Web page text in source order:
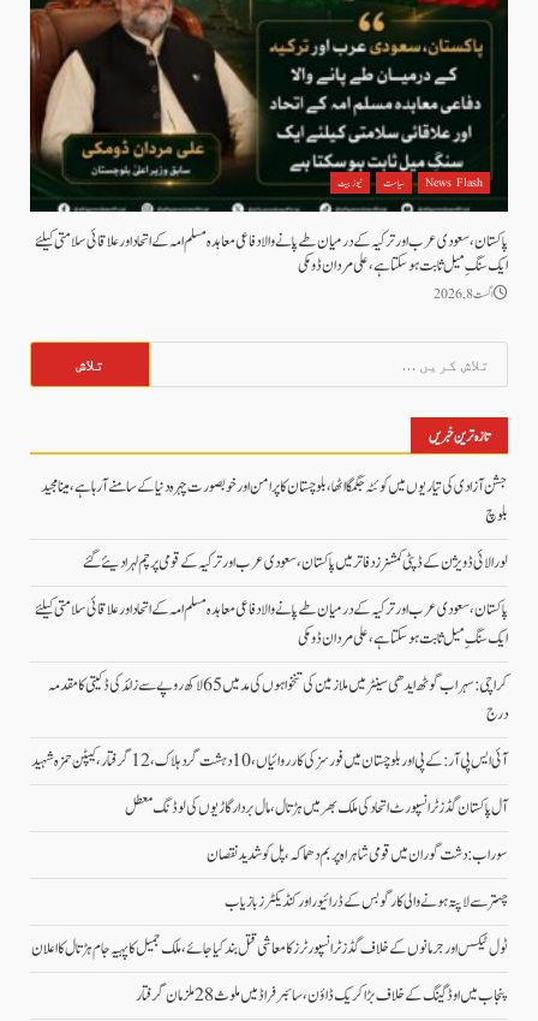
News Flash سیاست نیوز بیٹ
پاکستان، سعودی عرب اور ترکیہ کے درمیان طے پانے والا دفاعی معاہدہ مسلم امہ کے اتحاد اور علاقائی سلامتی کیلئے
ایک سنگِ میل ثابت ہو سکتا ہے، علی مردان ڈومکی
اگست 8, 2026
کریں
برائے:
تازہ ترین خبریں
جشن آزادی کی تیاریوں میں کوئٹہ جگمگا اٹھا، بلوچستان کا پرامن اور خوبصورت چہرہ دنیا کے سامنے آ رہا ہے، مینا مجید
بلوچ
لورالائی ڈویژن کے ڈپٹی کمشنرز دفاتر میں پاکستان، سعودی عرب اور ترکیہ کے قومی پرچم لہرا دیئے گئے
پاکستان، سعودی عرب اور ترکیہ کے درمیان طے پانے والا دفاعی معاہدہ مسلم امہ کے اتحاد اور علاقائی سلامتی کیلئے
ایک سنگِ میل ثابت ہو سکتا ہے، علی مردان ڈومکی
کراچی: سہراب گوٹھ ایدھی سینٹر میں ملازمین کی تنخواہوں کی مد میں 65 لاکھ روپے سے زائد کی ڈکیتی کا مقدمہ
درج
آئی ایس پی آر: کے پی اور بلوچستان میں فورسز کی کارروائیاں، 10 دہشت گرد ہلاک، 12 گرفتار، کیپٹن حمزہ شہید
آل پاکستان گڈز ٹرانسپورٹ اتحاد کی ملک بھر میں ہڑتال،مال بردار گاڑیوں کی لوڈنگ معطل
سوراب: دشت گوران میں قومی شاہراہ پر بم دھماکہ، پل کو شدید نقصان
چہتر سے لاپتہ ہونے والی کارگو بس کے ڈرائیور اور کنڈیکٹرز بازیاب
ٹول ٹیکس اور جرمانوں کے خلاف گڈز ٹرانسپورٹرز کا معاشی قتل بند کیا جائے، ملک جمیل کا پہیہ جام ہڑتال کا اعلان
پنجاب میں اوڈ گینگ کے خلاف بڑا کریک ڈاؤن، سائبر فراڈ میں ملوث 28 ملزمان گرفتار